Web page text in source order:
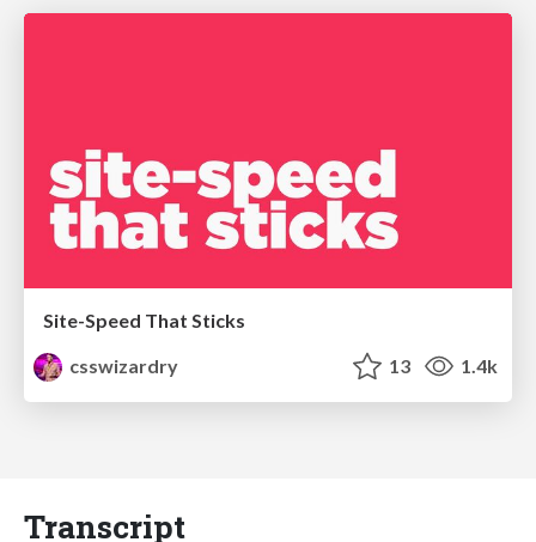
Site-Speed That Sticks
csswizardry
13 1.4k
Transcript